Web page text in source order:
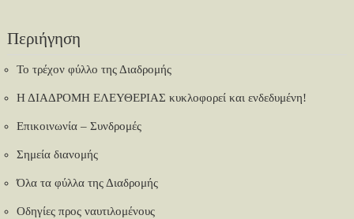
Περιήγηση
Το τρέχον φύλλο της Διαδρομής
Η ΔΙΑΔΡΟΜΗ ΕΛΕΥΘΕΡΙΑΣ κυκλοφορεί και ενδεδυμένη!
Επικοινωνία – Συνδρομές
Σημεία διανομής
Όλα τα φύλλα της Διαδρομής
Οδηγίες προς ναυτιλομένους